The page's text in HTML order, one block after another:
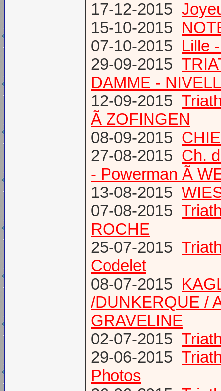
17-12-2015
15-10-2015
07-10-2015 Lille
29-09-2015
DAMME -
12-09-2015
Ã ZOFINGEN
08-09-2015
27-08-2015 Ch.
- Powerman Ã
13-08-2015
07-08-2015
ROCHE
25-07-2015
Codelet
08-07-2015
/DUNKERQUE /
GRAVELINE
02-07-2015
29-06-2015
Photos